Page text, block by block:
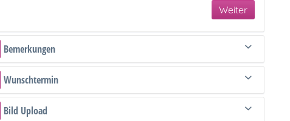
Weiter
Bemerkungen
Wunschtermin
Bild Upload